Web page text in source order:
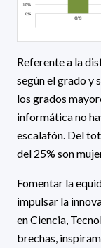
Referente a la
según el grado y
los grados
informática no
escalafón. Del
del 25% son
Fomentar la
impulsar la
en Ciencia,
brechas,